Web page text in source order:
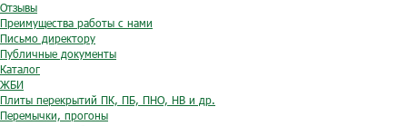
Отзывы
Преимущества работы с нами
Письмо директору
Публичные документы
Каталог
ЖБИ
Плиты перекрытий ПК, ПБ, ПНО, НВ и др.
Перемычки, прогоны